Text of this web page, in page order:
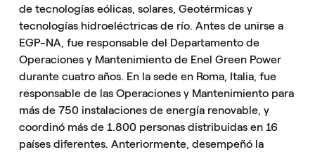
de tecnologías eólicas, solares, Geotérmicas y
tecnologías hidroeléctricas de río. Antes de unirse a
EGP-NA, fue responsable del Departamento de
Operaciones y Mantenimiento de Enel Green Power
durante cuatro años. En la sede en Roma, Italia, fue
responsable de las Operaciones y Mantenimiento para
más de 750 instalaciones de energía renovable, y
coordinó más de 1.800 personas distribuidas en 16
países diferentes. Anteriormente, desempeñó la